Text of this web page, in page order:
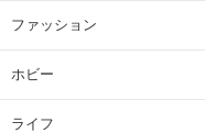
ファッション
ホビー
ライフ